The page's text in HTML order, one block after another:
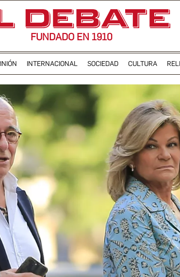
FUNDADO EN 1910
INTERNACIONAL SOCIEDAD CULTURA